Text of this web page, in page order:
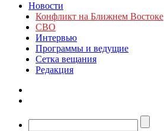
Новости
Конфликт на Ближнем Востоке
СВО
Интервью
Программы и ведущие
Сетка вещания
Редакция